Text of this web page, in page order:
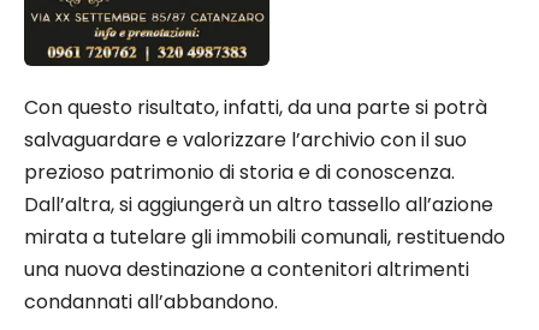
Con questo risultato, infatti, da una parte si potrà
salvaguardare e valorizzare l’archivio con il suo
prezioso patrimonio di storia e di conoscenza.
Dall’altra, si aggiungerà un altro tassello all’azione
mirata a tutelare gli immobili comunali, restituendo
una nuova destinazione a contenitori altrimenti
condannati all’abbandono.